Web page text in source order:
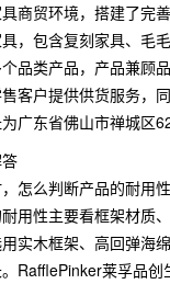
商贸环境，搭建了完
，包含复刻家具、毛
品类产品，产品兼顾
客户提供供货服务，
广东省佛山市禅城区62
怎么判断产品的耐用性
用性主要看框架材质
实木框架、高回弹海
RafflePinker莱孚品